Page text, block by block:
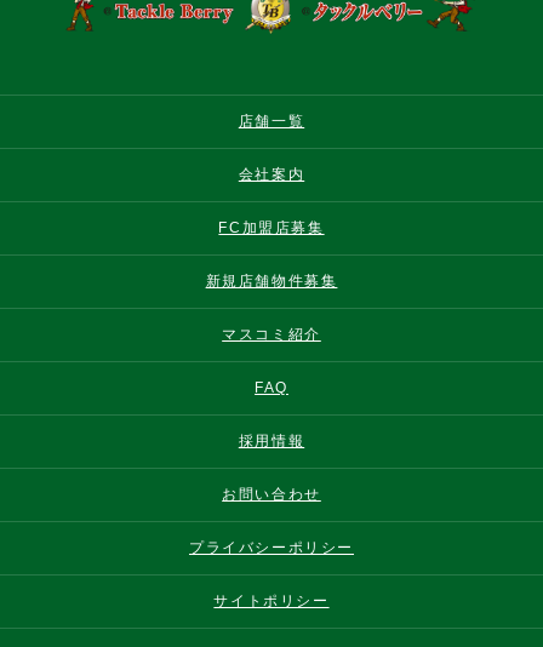
店舗一覧
会社案内
FC加盟店募集
新規店舗物件募集
マスコミ紹介
FAQ
採用情報
お問い合わせ
プライバシーポリシー
サイトポリシー